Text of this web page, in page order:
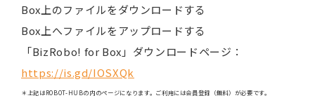
Box上のファイルをダウンロードする
Box上へファイルをアップロードする
「BizRobo! for Box」ダウンロードページ：
https://is.gd/IOSXQk
＊上記はROBOT-HUBの内のページになります。ご利用には会員登録（無料）が必要です。